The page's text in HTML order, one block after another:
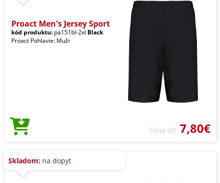
Proact Men's Jersey Sport
kód produktu: pa151bl-2xl Black
Proact Pohlavie: Muži
Cena od 7,80€
Skladom: na dopyt